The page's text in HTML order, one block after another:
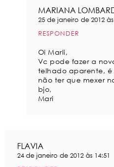
MARIANA
25 de janeiro de 2012 às
RESPONDER
Oi Marli,
Vc pode fazer a
telhado aparente,
não ter que mexer
bjo,
Mari
FLAVIA
24 de janeiro de 2012 às 14:51